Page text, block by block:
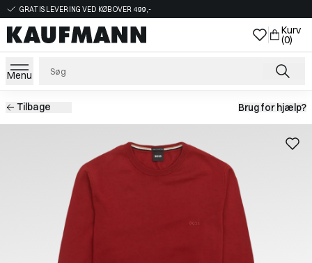
GRATIS LEVERING VED KØB OVER 499,-
Kurv
(0)
Menu
Tilbage Brug for hjælp?